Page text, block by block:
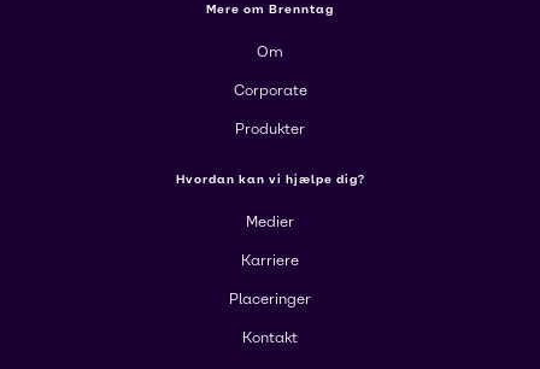
Mere om Brenntag
Om
Corporate
Produkter
Hvordan kan vi hjælpe dig?
Medier
Karriere
Placeringer
Kontakt